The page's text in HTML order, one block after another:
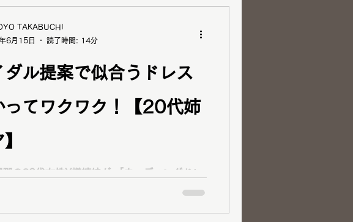
ダル提案で似合うドレス
ってワクワク！【20代姉
代女性Y様姉妹が 「ウェディングドレ
つけて自信を持ちたい」 「詳しい骨格診
TAKABUCHI
6月15日
読了時間: 14分